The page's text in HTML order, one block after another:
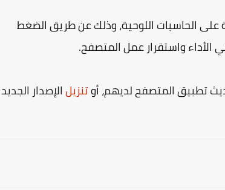
على الحاسبات اللوحية، وذلك عن طريق الضغط
الأداء واستقرار عمل المتصفح.
تطبيق المتصفح لديهم، أوتنزيلالإصدار الجديد